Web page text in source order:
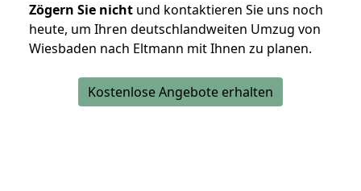
Zögern Sie nicht und kontaktieren Sie uns noch
heute, um Ihren deutschlandweiten Umzug von
Wiesbaden nach Eltmann mit Ihnen zu planen.
Kostenlose Angebote erhalten